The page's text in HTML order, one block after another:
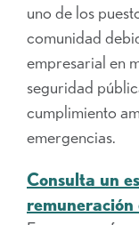
uno de los
comunidad
empresarial en
seguridad
cumplimiento
emergencias.
Consulta un